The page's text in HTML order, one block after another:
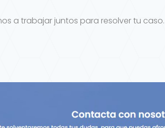
a trabajar juntos para resolver tu caso.